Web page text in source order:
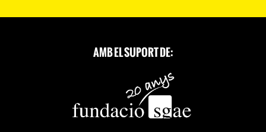
AMB EL SUPORT DE: